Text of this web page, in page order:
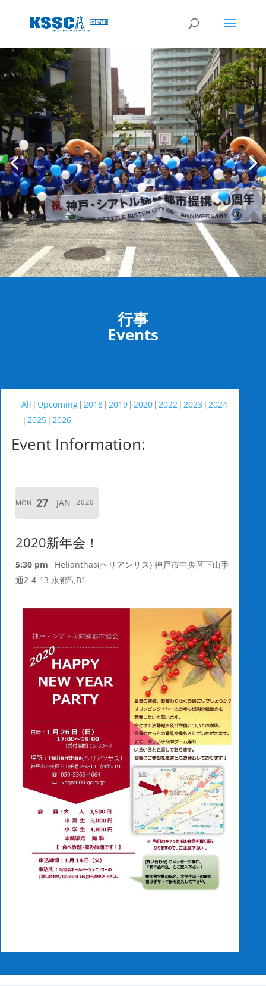
行事
Events
All Upcoming 2018 2019 2020 2022 2023 2024
2025 2026
Event Information:
MON 27 JAN 2020
2020新年会！
5:30 pm
Helianthas(ヘリアンサス) 神戸市中央区下山手
通2-4-13 永都㌱B1